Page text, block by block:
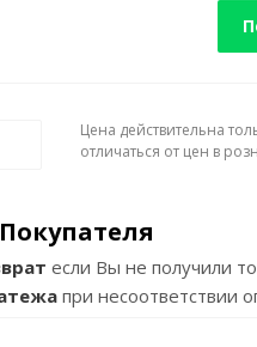
Цена действительна
отличаться от цен в
если Вы не получили
при несоответствии